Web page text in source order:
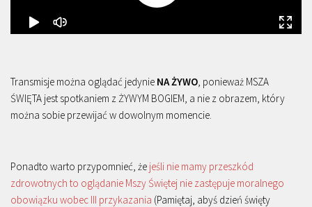
Transmisje można oglądać jedynie NA ŻYWO, ponieważ MSZA
ŚWIĘTA jest spotkaniem z ŻYWYM BOGIEM, a nie z obrazem, który
można sobie przewijać w dowolnym momencie.
Ponadto warto przypomnieć, że jeśli nie mamy przeszkód
zdrowotnych to oglądanie Mszy Świętej nie zastępuje moralnego
obowiązku wobec III przykazania (Pamiętaj, abyś dzień święty